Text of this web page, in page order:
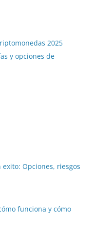
2025
y opciones de
Opciones, riesgos
funciona y cómo